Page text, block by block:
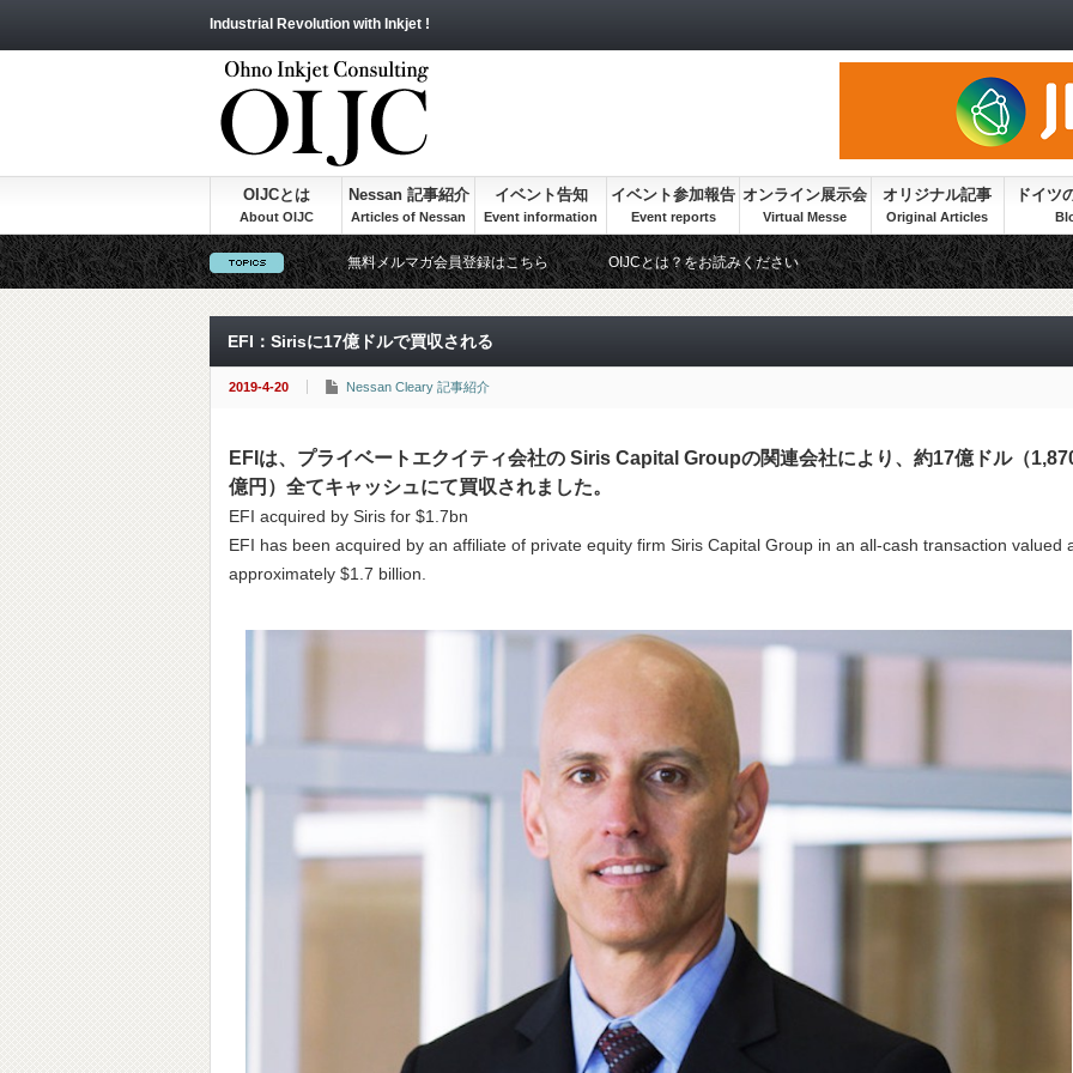
Industrial Revolution with Inkjet !
OIJCとは Nessan 記事紹介 イベント告知 イベント参加報告 オンライン展示会 オリジナル記事 ドイツ
無料メルマガ会員登録はこちら OIJCとは？をお読みください
EFI：Sirisに17億ドルで買収される
2019-4-20 Nessan Cleary 記事紹介
EFIは、プライベートエクイティ会社の Siris Capital Groupの関連会社により、約17億ドル（
億円）全てキャッシュにて買収されました。
EFI acquired by Siris for $1.7bn
EFI has been acquired by an affiliate of private equity firm Siris Capital Group in an all-cash transaction valued
approximately $1.7 billion.